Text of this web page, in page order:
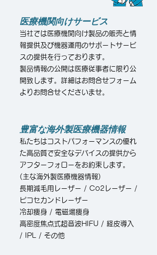
医療機関向けサービス
当社では医療機関向け製品の販売と情
報提供及び機器運用のサポートサービ
スの提供を行っております。
製品情報の公開は医療従事者に限り公
開致します。​詳細はお問合せフォーム
よりお問合せくださいませ。
​豊富な海外製医療機器情報
私たちはコストパフォーマンスの優れ
た高品質で安全なデバイスの提供から
アフターフォローをお約束します。
(主な海外製医療機器情報)
長期減毛用レーザー / Co2レーザー /
ピコセカンドレーザー
冷却痩身 / 電磁場痩身
高密度焦点式超音波HIFU / 経皮導入
/ IPL / その他